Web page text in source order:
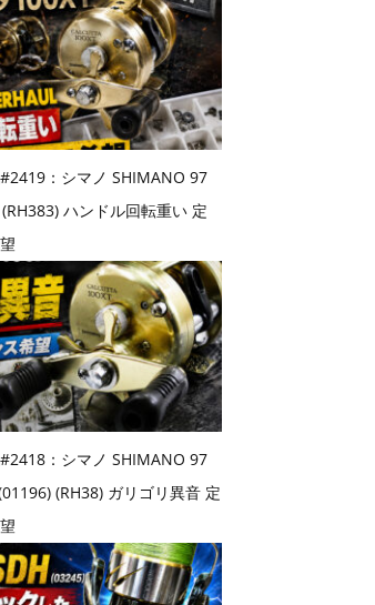
：シマノ SHIMANO 97
ハンドル回転重い 定
：シマノ SHIMANO 97
(RH38) ガリゴリ異音 定